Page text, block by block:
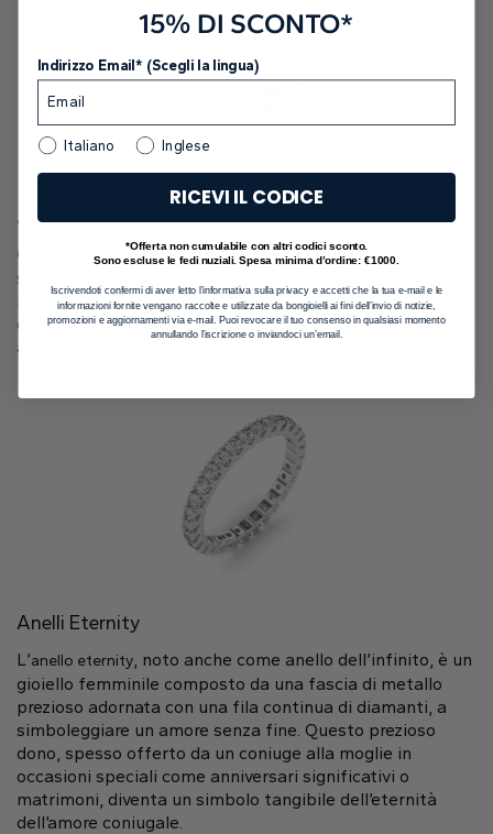
Anelli con Diamanti
Gli anelli di diamantisono l’epitome del matrimonio,
simboleggiano un amore senza fine. Per secoli, l’anello
nuziale con diamanti è stato il simbolo della reciproca
dedizione tra due persone, impegnate a condividere
amore e apprezzamento per tutta la vita.
Anelli Eternity
L’anello eternity , noto anche come anello dell’infinito, è un
gioiello femminile composto da una fascia di metallo
prezioso adornata con una fila continua di diamanti, a
simboleggiare un amore senza fine. Questo prezioso
dono, spesso offerto da un coniuge alla moglie in
occasioni speciali come anniversari significativi o
matrimoni, diventa un simbolo tangibile dell’eternità
dell’amore coniugale.
15% DI SCONTO*
Indirizzo Email* (Scegli la lingua)
Italiano Inglese
RICEVI IL CODICE
*Offerta non cumulabile con altri codici sconto.
Sono escluse le fedi nuziali. Spesa minima d’ordine: €1000.
Iscrivendoti confermi di aver letto l’informativa sulla privacy e accetti che la tua e-mail e le
informazioni fornite vengano raccolte e utilizzate da bongioielli ai fini dell’invio di notizie,
promozioni e aggiornamenti via e-mail. Puoi revocare il tuo consenso in qualsiasi momento
annullando l’iscrizione o inviandoci un’email.